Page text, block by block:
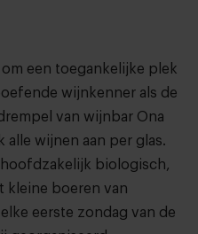
een toegankelijke plek
wijnkenner als de
van wijnbar Ona
alle wijnen aan per glas.
biologisch,
kleine boeren van
eerste zondag van de